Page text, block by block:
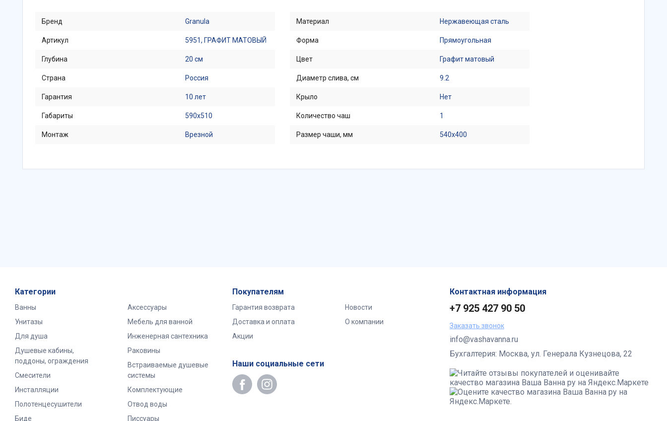
Бренд Granula
Артикул 5951, ГРАФИТ МАТОВЫЙ
Глубина 20 см
Страна Россия
Гарантия 10 лет
Габариты 590x510
Монтаж Врезной
Материал Нержавеющая сталь
Форма Прямоугольная
Цвет Графит матовый
Диаметр слива, см 9.2
Крыло Нет
Количество чаш 1
Размер чаши, мм 540x400
Категории
Ванны
Унитазы
Для душа
Душевые кабины,
поддоны, ограждения
Смесители
Инсталляции
Полотенцесушители
Биде
Аксессуары
Мебель для ванной
Инженерная сантехника
Раковины
Встраиваемые душевые
системы
Комплектующие
Отвод воды
Писсуары
Покупателям
Гарантия возврата
Доставка и оплата
Акции
Новости
О компании
Наши социальные сети
Контактная информация
+7 925 427 90 50
Заказать звонок
info@vashavanna.ru
Бухгалтерия: Москва, ул. Генерала Кузнецова, 22